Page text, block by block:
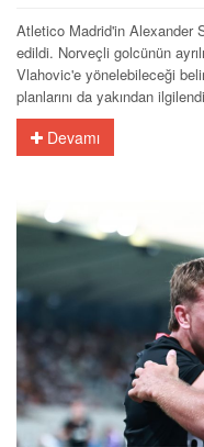
Atletico Madrid'in Alexander
edildi. Norveçli golcünün
Vlahovic'e yönelebileceği
planlarını da yakından
Devamı